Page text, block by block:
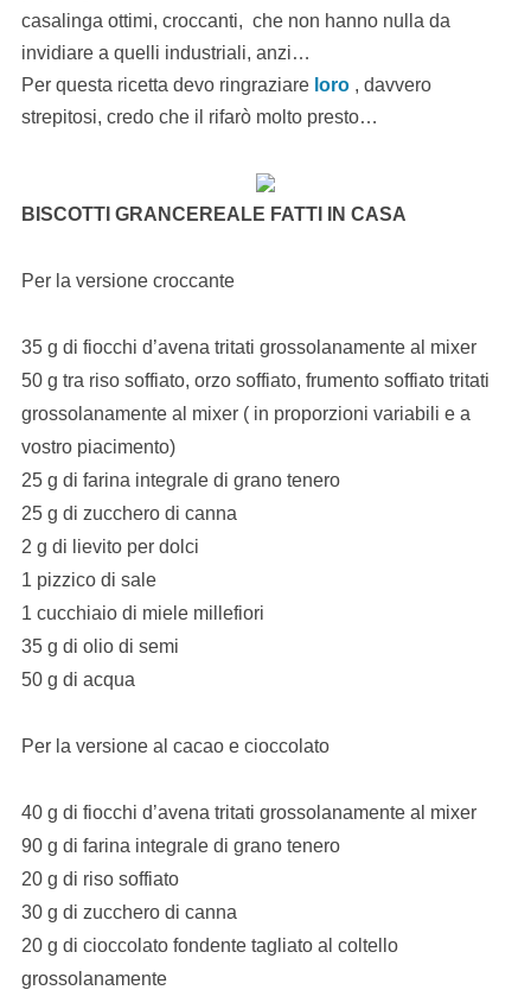
casalinga ottimi, croccanti, che non hanno nulla da
invidiare a quelli industriali, anzi…
Per questa ricetta devo ringraziare loro, davvero
strepitosi, credo che il rifarò molto presto…
BISCOTTI GRANCEREALE FATTI IN CASA
Per la versione croccante
35 g di fiocchi d’avena tritati grossolanamente al mixer
50 g tra riso soffiato, orzo soffiato, frumento soffiato tritati
grossolanamente al mixer ( in proporzioni variabili e a
vostro piacimento)
25 g di farina integrale di grano tenero
25 g di zucchero di canna
2 g di lievito per dolci
1 pizzico di sale
1 cucchiaio di miele millefiori
35 g di olio di semi
50 g di acqua
Per la versione al cacao e cioccolato
40 g di fiocchi d’avena tritati grossolanamente al mixer
90 g di farina integrale di grano tenero
20 g di riso soffiato
30 g di zucchero di canna
20 g di cioccolato fondente tagliato al coltello
grossolanamente